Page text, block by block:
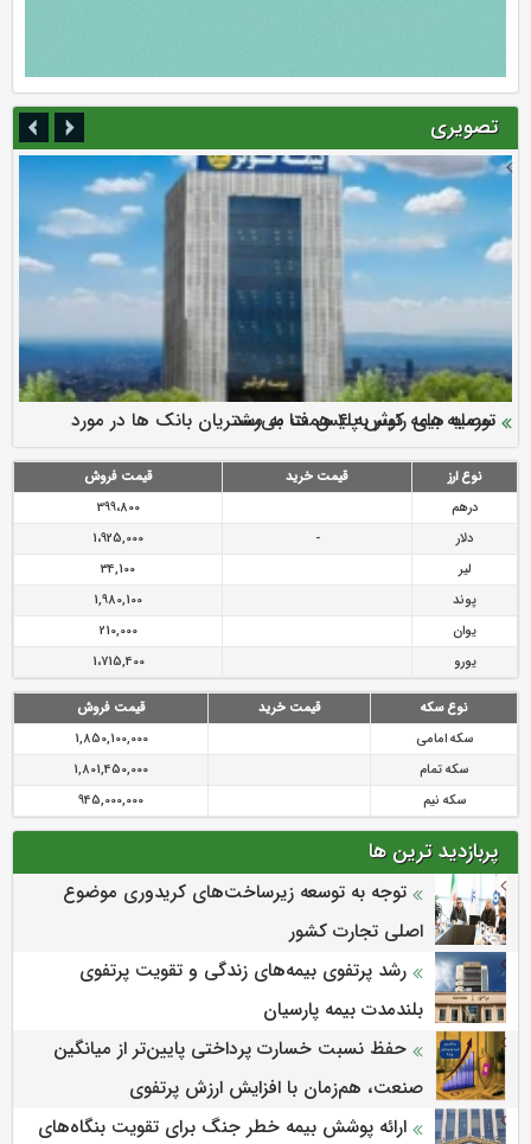
تصویری
ارزش سهام عدالت بالا رفت
سرمایه بیمه کوثر به ۴ همت می‌رسد
نود ثانیه با فولاد سنگان
تقدیر دبیرکل سندیکای بیمه گران ایران از اقدامات مدیرعامل بیمه
رازی
توصیه های رئیس پلیس فتا به مشتریان بانک ها در مورد
پیشگیری از سرقت های مجازی
نوع ارز قیمت خرید
قیمت فروش
درهم
399،800
دلار
-
1،925,000
لیر
34,100
پوند
1,980,100
یوان
210,000
یورو
1،715,400
نوع سکه قیمت خرید
قیمت فروش
سکه امامی
1,850,100,000
سکه تمام
1,801,450,000
سکه نیم
945,000,000
پربازدید ترین ها
توجه به توسعه زیرساخت‌های کریدوری موضوع
اصلی تجارت کشور
رشد پرتفوی بیمه‌های زندگی و تقویت پرتفوی
بلندمدت بیمه پارسیان
حفظ نسبت خسارت پرداختی پایین‌تر از میانگین
صنعت، هم‌زمان با افزایش ارزش پرتفوی
ارائه پوشش بیمه خطر جنگ برای تقویت بنگاه‌های